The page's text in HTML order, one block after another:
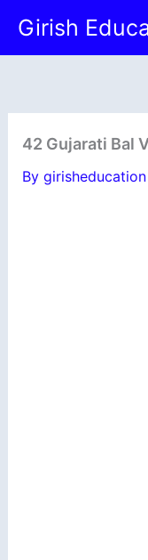
content
Girish
42 Gujarati Bal
By girisheducation